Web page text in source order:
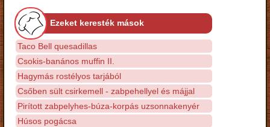
Ezeket keresték mások
Taco Bell quesadillas
Csokis-banános muffin II.
Hagymás rostélyos tarjából
Csőben sült csirkemell - zabpehellyel és májjal
Pirított zabpelyhes-búza-korpás uzsonnakenyér
Húsos pogácsa